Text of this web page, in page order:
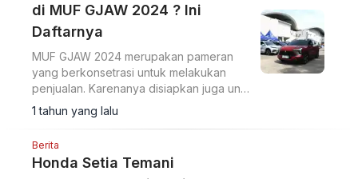
di MUF GJAW 2024 ? Ini
Daftarnya
MUF GJAW 2024 merupakan pameran
yang berkonsetrasi untuk melakukan
penjualan. Karenanya disiapkan juga unit
test drive untuk bisa memberikan
gambaran nyata tentang mobil yang
1 tahun yang lalu
Berita
Honda Setia Temani